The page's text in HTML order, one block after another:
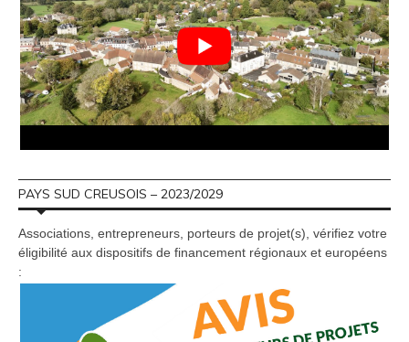
PAYS SUD CREUSOIS – 2023/2029
Associations, entrepreneurs, porteurs de projet(s), vérifiez votre
éligibilité aux dispositifs de financement régionaux et européens
: